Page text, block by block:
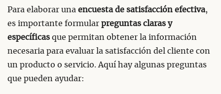
Para elaborar una encuesta de satisfacción efectiva,
es importante formular preguntas claras y
específicas que permitan obtener la información
necesaria para evaluar la satisfacción del cliente con
un producto o servicio. Aquí hay algunas preguntas
que pueden ayudar: